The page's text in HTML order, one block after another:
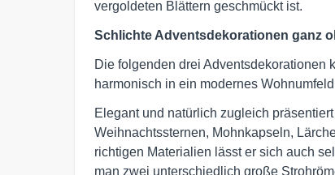
vergoldeten Blättern geschmückt ist.
Schlichte Adventsdekorationen ganz
Die folgenden drei Adventsdekorationen
harmonisch in ein modernes
Elegant und natürlich zugleich
Weihnachtssternen, Mohnkapseln,
richtigen Materialien lässt er sich auch
man zwei unterschiedlich große